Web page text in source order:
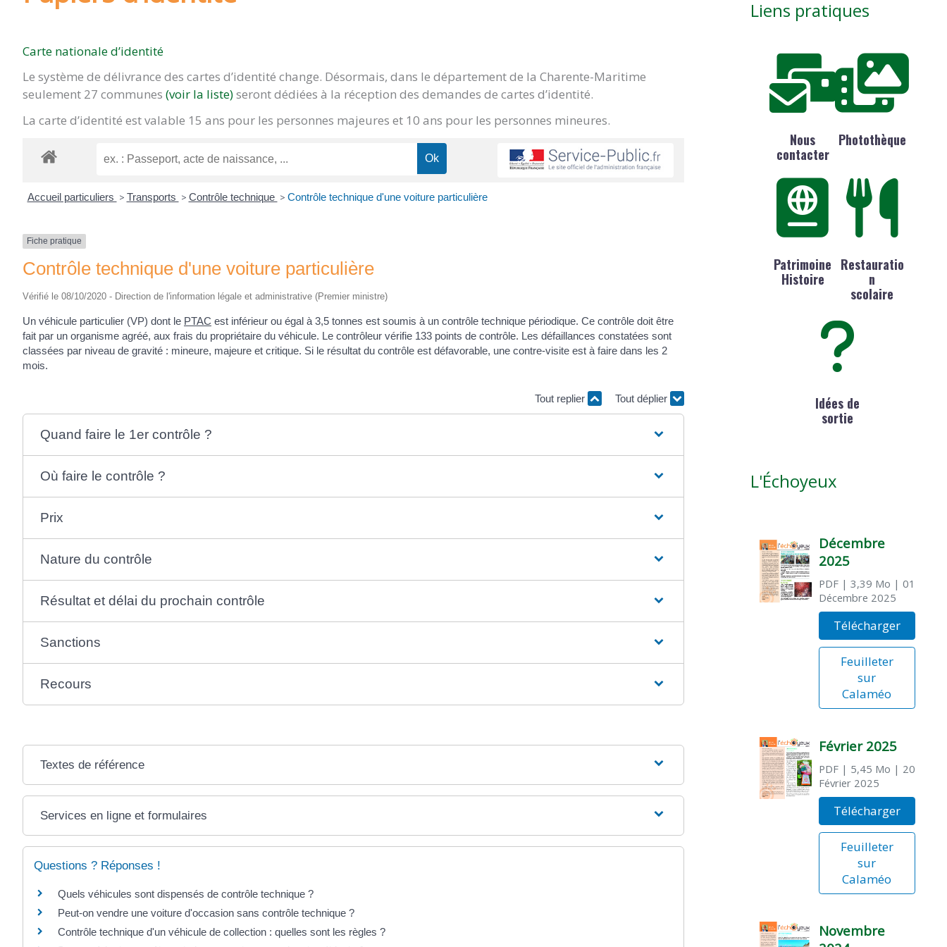
Carte nationale d’identité
Le système de délivrance des cartes d’identité change. Désormais, dans le département de la Charente-Maritime
seulement 27 communes (voir la liste)seront dédiées à la réception des demandes de cartes d’identité.
La carte d’identité est valable 15 ans pour les personnes majeures et 10 ans pour les personnes mineures.
Accueil particuliers > Transports > Contrôle technique > Contrôle technique d'une voiture particulière
Fiche pratique
Contrôle technique d'une voiture particulière
Vérifié le 08/10/2020 - Direction de l'information légale et administrative (Premier ministre)
Un véhicule particulier (VP) dont le PTAC est inférieur ou égal à 3,5 tonnes est soumis à un contrôle technique périodique. Ce contrôle doit être
fait par un organisme agréé, aux frais du propriétaire du véhicule. Le contrôleur vérifie 133 points de contrôle. Les défaillances constatées sont
classées par niveau de gravité : mineure, majeure et critique. Si le résultat du contrôle est défavorable, une contre-visite est à faire dans les 2
mois.
Tout replier Tout déplier
Quand faire le 1er contrôle ?
Où faire le contrôle ?
Prix
Nature du contrôle
Résultat et délai du prochain contrôle
Sanctions
Recours
Textes de référence
Services en ligne et formulaires
Questions ? Réponses !
Quels véhicules sont dispensés de contrôle technique ?
Peut-on vendre une voiture d'occasion sans contrôle technique ?
Contrôle technique d'un véhicule de collection : quelles sont les règles ?
Liens pratiques
Nous
contacter
Photothèque
Patrimoine
Histoire
Restauratio
n
scolaire
Idées de
sortie
L'Échoyeux
Décembre
2025
PDF| 3,39 Mo | 01
Décembre 2025
Télécharger
Feuilleter
sur
Calaméo
Février 2025
PDF| 5,45 Mo | 20
Février 2025
Télécharger
Feuilleter
sur
Calaméo
Novembre